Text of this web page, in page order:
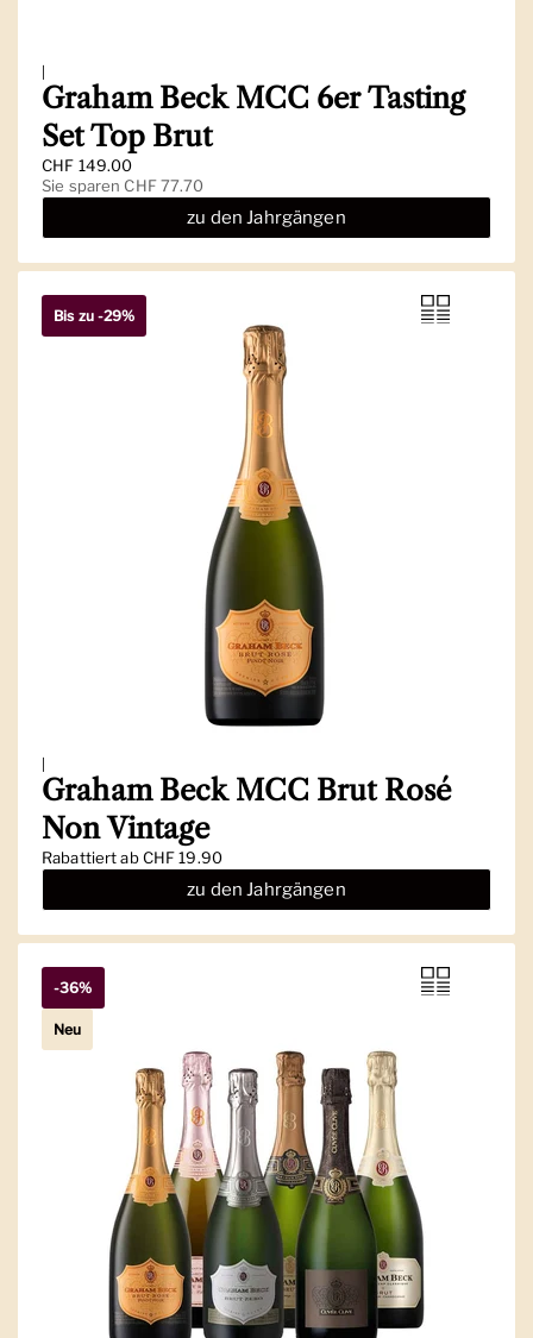
Graham Beck MCC 6er Tasting
Set Top Brut
Regulärer Preis
CHF 149.00
Sale-Preis
Sie sparen CHF 77.70
zu den Jahrgängen
Graham Beck MCC Brut Rosé
Non Vintage
Regulärer Preis
Rabattiert ab CHF 19.90
zu den Jahrgängen
Bis zu -29%
-36%
Neu